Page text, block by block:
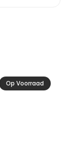
Op Voorraad